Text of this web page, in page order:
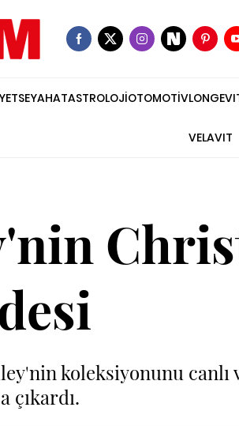
SEYAHATASTROLOJİOTOMOTİV
VELAVIT
koleksiyonunu canlı
çıkardı.